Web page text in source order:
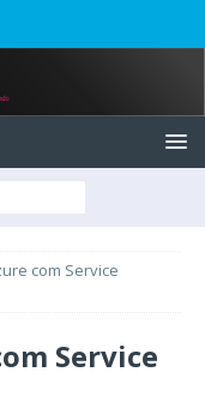
com Service
Service